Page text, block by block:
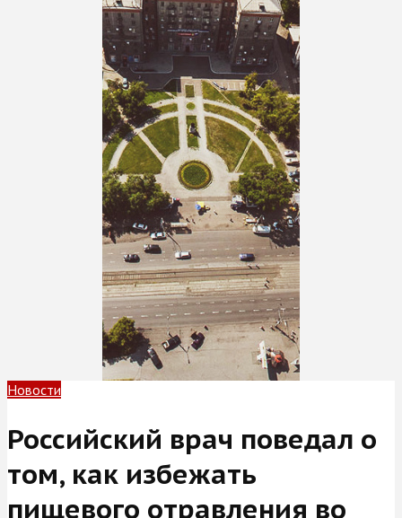
Новости
Российский врач поведал о
том, как избежать
пищевого отравления во